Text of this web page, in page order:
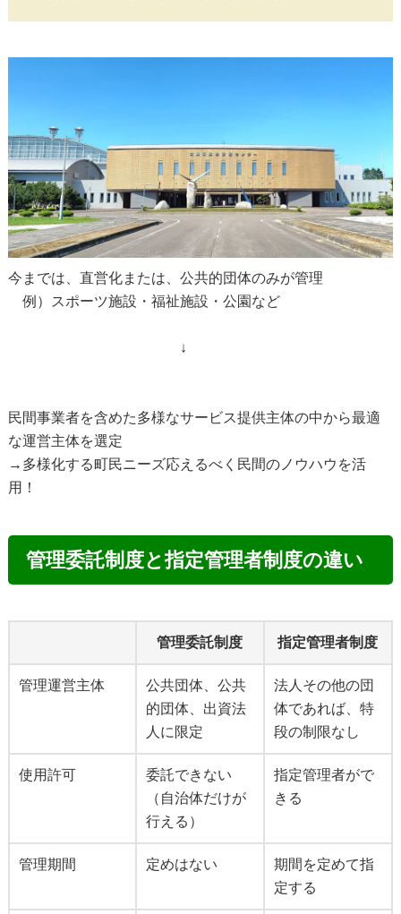
今までは、直営化または、公共的団体のみが管理
例）スポーツ施設・福祉施設・公園など
↓
民間事業者を含めた多様なサービス提供主体の中から最適
な運営主体を選定
→多様化する町民ニーズ応えるべく民間のノウハウを活
用！
管理委託制度と指定管理者制度の違い
管理委託制度 指定管理者制度
管理運営主体
公共団体、公共
的団体、出資法
人に限定
法人その他の団
体であれば、特
段の制限なし
使用許可
委託できない
（自治体だけが
行える）
指定管理者がで
きる
管理期間 定めはない
期間を定めて指
定する